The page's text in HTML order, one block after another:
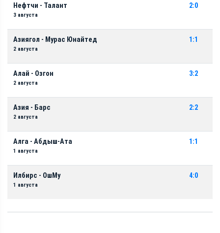
Нефтчи - Талант
3 августа
2:0
Азиягол - Мурас Юнайтед
2 августа
1:1
Алай - Озгон
2 августа
3:2
Азия - Барс
2 августа
2:2
Алга - Абдыш-Ата
1 августа
1:1
Илбирс - ОшМу
1 августа
4:0